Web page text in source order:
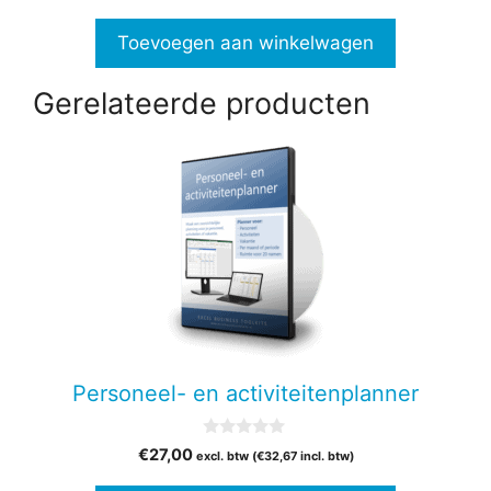
5
€135,00.€67,00.
Toevoegen aan winkelwagen
Gerelateerde producten
Personeel- en activiteitenplanner
v
€27,00 excl. btw (€32,67incl. btw)